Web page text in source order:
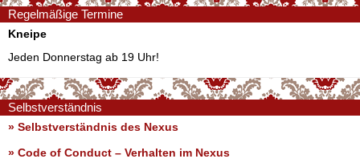
Regelmäßige Termine
Kneipe
Jeden Donnerstag ab 19 Uhr!
Selbstverständnis
» Selbstverständnis des Nexus
» Code of Conduct – Verhalten im Nexus